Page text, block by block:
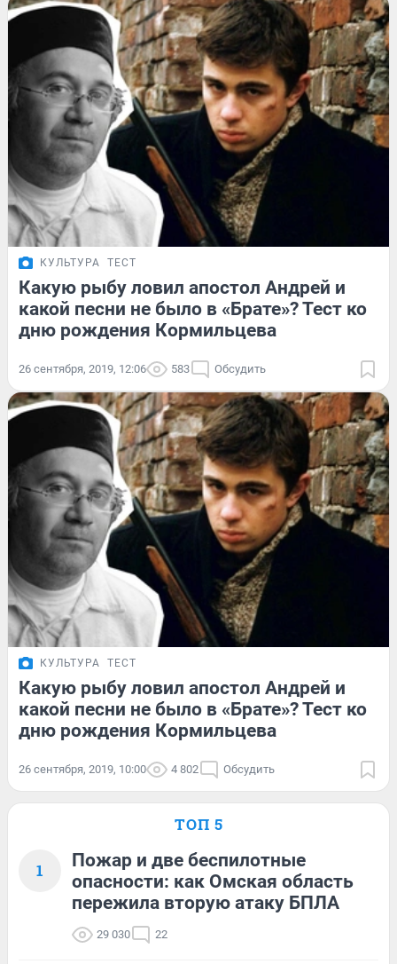
КУЛЬТУРА ТЕСТ
Какую рыбу ловил апостол Андрей и
какой песни не было в «Брате»? Тест ко
дню рождения Кормильцева
26 сентября, 2019, 12:06 583 Обсудить
КУЛЬТУРА ТЕСТ
Какую рыбу ловил апостол Андрей и
какой песни не было в «Брате»? Тест ко
дню рождения Кормильцева
26 сентября, 2019, 10:00 4 802 Обсудить
ТОП 5
1
Пожар и две беспилотные
опасности: как Омская область
пережила вторую атаку БПЛА
29 030 22